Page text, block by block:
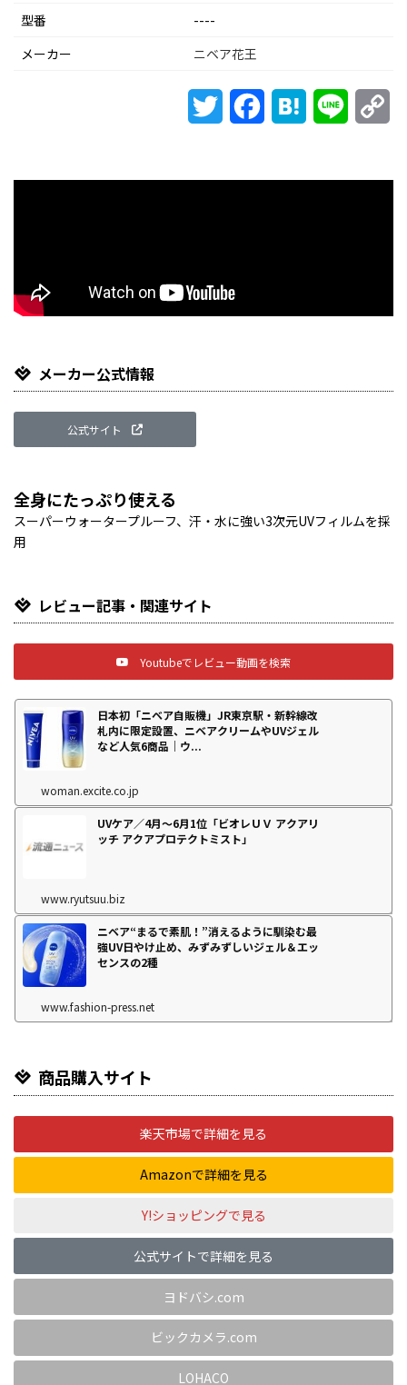
型番
----
メーカー
ニベア花王
Twitter FacebookHatena Line
メーカー公式情報
公式サイト
全身にたっぷり使える
スーパーウォータープルーフ、汗・水に強い3次元UVフィルムを採
用
レビュー記事・関連サイト
Youtubeでレビュー動画を検索
日本初「ニベア自販機」JR東京駅・新幹線改
札内に限定設置、ニベアクリームやUVジェル
など人気6商品｜ウ...
woman.excite.co.jp
UVケア／4月～6月1位「ビオレＵＶ アクアリ
ッチ アクアプロテクトミスト」
www.ryutsuu.biz
ニベア“まるで素肌！”消えるように馴染む最
強UV日やけ止め、みずみずしいジェル＆エッ
センスの2種
www.fashion-press.net
商品購入サイト
楽天市場で詳細を見る
Amazonで詳細を見る
Y!ショッピングで見る
公式サイトで詳細を見る
ヨドバシ.com
ビックカメラ.com
LOHACO